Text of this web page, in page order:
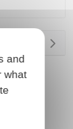
and
what